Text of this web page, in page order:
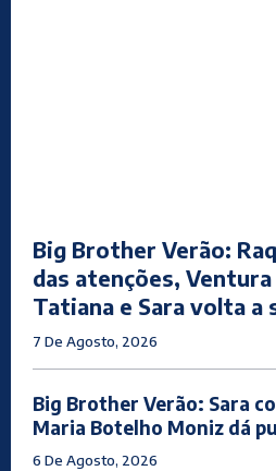
Big Brother Verão:
das atenções,
Tatiana e Sara volta a
7 De Agosto, 2026
Big Brother Verão: Sara
Maria Botelho Moniz dá
6 De Agosto, 2026